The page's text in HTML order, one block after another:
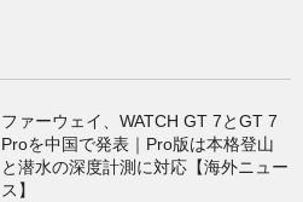
ファーウェイ、WATCH GT 7とGT 7
Proを中国で発表｜Pro版は本格登山
と潜水の深度計測に対応【海外ニュー
ス】